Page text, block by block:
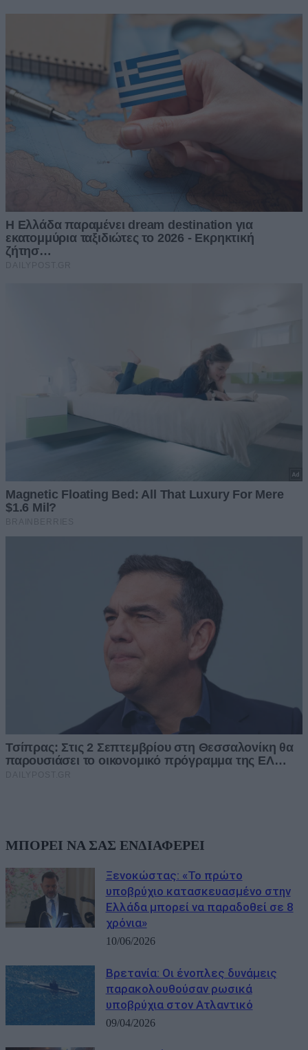
ΜΠΟΡΕΙ ΝΑ ΣΑΣ ΕΝΔΙΑΦΕΡΕΙ
Ξενοκώστας: «Το πρώτο
υποβρύχιο κατασκευασμένο στην
Ελλάδα μπορεί να παραδοθεί σε 8
χρόνια»
10/06/2026
Βρετανία: Οι ένοπλες δυνάμεις
παρακολουθούσαν ρωσικά
υποβρύχια στον Ατλαντικό
09/04/2026